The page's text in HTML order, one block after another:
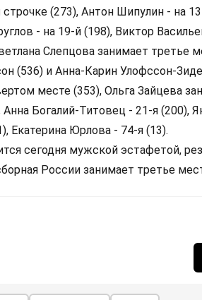
(273), Антон Шипулин - на
- на 19-й (198), Виктор
Слепцова занимает третье
(536) и Анна-Карин Улофссон-
месте (353), Ольга Зайцева
Богалий-Титовец - 21-я (200),
Екатерина Юрлова - 74-я (13).
сегодня мужской эстафетой,
России занимает третье